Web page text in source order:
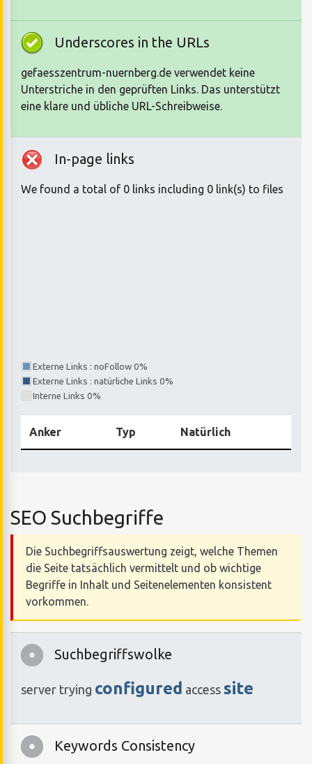
Underscores in the URLs
gefaesszentrum-nuernberg.de verwendet keine
Unterstriche in den geprüften Links. Das unterstützt
eine klare und übliche URL-Schreibweise.
In-page links
We found a total of 0 links including 0 link(s) to files
Externe Links : noFollow 0%
Externe Links : natürliche Links 0%
Interne Links 0%
Anker Typ Natürlich
SEO Suchbegriffe
Die Suchbegriffsauswertung zeigt, welche Themen
die Seite tatsächlich vermittelt und ob wichtige
Begriffe in Inhalt und Seitenelementen konsistent
vorkommen.
Suchbegriffswolke
server trying configured access site
Keywords Consistency